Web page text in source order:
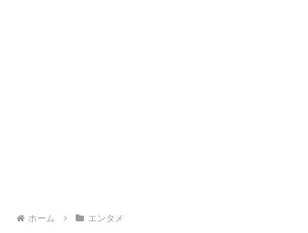
ホーム エンタメ